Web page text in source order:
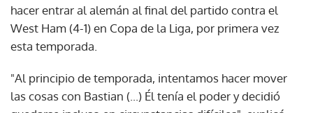
hacer entrar al alemán al final del partido contra el
West Ham (4-1) en Copa de la Liga, por primera vez
esta temporada.
"Al principio de temporada, intentamos hacer mover
las cosas con Bastian (...) Él tenía el poder y decidió